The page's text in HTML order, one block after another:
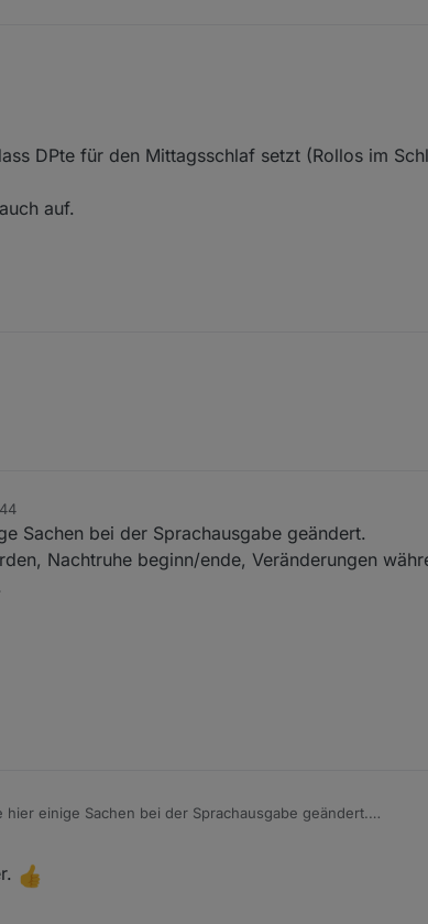
sollte das genau deinen Wünschen entsprechen,
DPte für den Mittagsschlaf setzt (Rollos im
auf.
Sachen bei der Sprachausgabe geändert.
Nachtruhe beginn/ende, Veränderungen
einige Sachen bei der Sprachausgabe geändert.